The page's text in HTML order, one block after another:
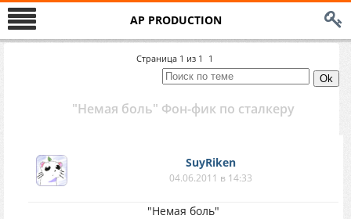
AP PRODUCTION
Страница 1 из 1 1
"Немая боль" Фон-фик по сталкеру
SuyRiken
04.06.2011 в 14:33
"Немая боль"